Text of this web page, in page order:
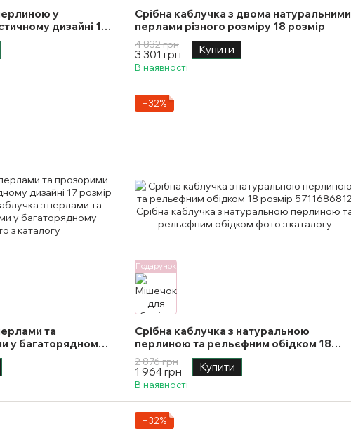
у
дизайні 18
Срібна каблучка з двома натуральними
перлами різного розміру 18 розмір
4 832 грн
3 301 грн Купити
В наявності
та
у багаторядному
Подарунок
−32%
Срібна каблучка з натуральною
перлиною та рельєфним обідком 18
розмір
2 876 грн
1 964 грн Купити
В наявності
−32%